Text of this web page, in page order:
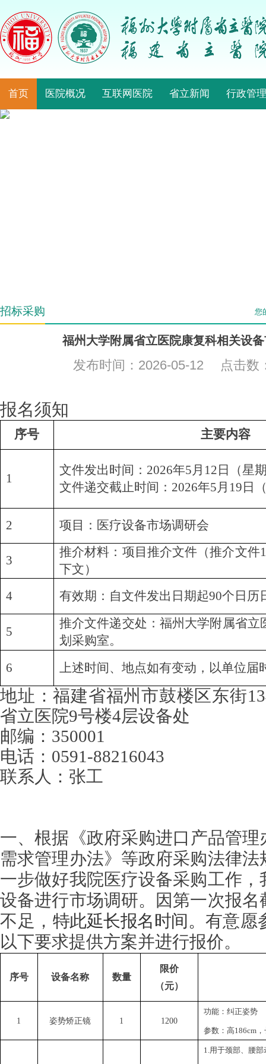
首页 医院概况 互联网医院 省立新闻 行政管理
招标采购 您
福州大学附属省立医院康复科相关设
发布时间：2026-05-12 点击数
报名须知
序号 主要内容
1
文件发出时间： 2026年5月 12 日（星
文件递交截止时间： 2026年5月 19 日
2 项目： 医疗设备市场调研会
3
推介材料：项目推介文件（推介文件
下文）
4
有效期：自文件发出日期起90个日历
5
推介文件递交处： 福州大学附属省立
划采购室。
6
上述时间、地点如有变动，以单位届
地址：福建省福州市鼓楼区东街
省立医院9号楼4层设备处
邮编： 350001
电话： 0591-88216043
联系人： 张工
一、根据《政府采购进口产品管
需求管理办法》等政府采购法律
一步做好我院医疗设备采购工作
设备进行市场调研。因第一次报
不足， 特此延长报名时间。 有意愿
以下要求提供方案并进行报价。
序号 设备名称 数量
限价
（元）
1 姿势矫正镜 1 1200
功能：纠正姿势
参数：高186cm
1.用于颈部、腰部